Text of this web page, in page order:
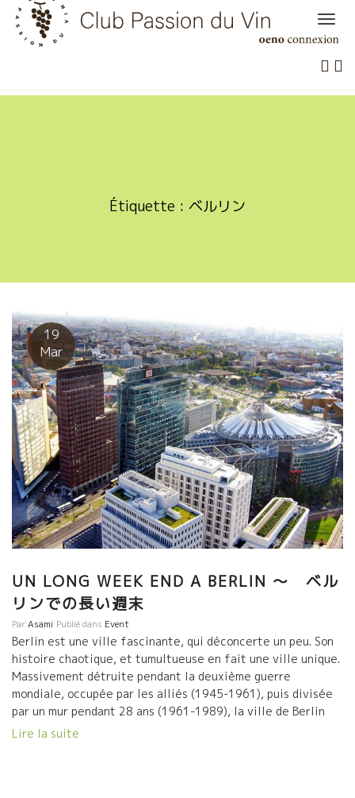
Skip
content
Étiquette : ベルリン
19
Mar
UN LONG WEEK END A BERLIN 〜 ベル
リンでの長い週末
ParAsami Publié dans Event
Berlin est une ville fascinante, qui déconcerte un peu. Son
histoire chaotique, et tumultueuse en fait une ville unique.
Massivement détruite pendant la deuxième guerre
mondiale, occupée par les alliés (1945-1961), puis divisée
par un mur pendant 28 ans (1961-1989), la ville de Berlin
est aujourd’hui une capitale moderne, résolument tournée
Lire la suite